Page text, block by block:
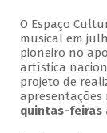
O Espaço
musical em
pioneiro no
artística
projeto de
apresentações
quintas-feiras